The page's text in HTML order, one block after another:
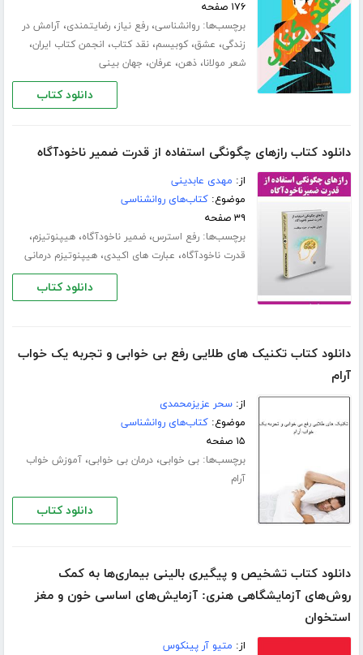
۱۷۶ صفحه
برچسب‌ها:روانشناسی،رفع نیاز،رضایتمندی،آرامش در
زندگی، عشق،کوبیسم،نقد کتاب، انجمن کتاب ایران،
شعر مولانا،ذهن، عرفان، جهان بینی
دانلود کتاب
دانلود کتاب رازهای چگونگی استفاده از قدرت ضمیر ناخودآگاه
از: مهدی عابدینی
موضوع:کتاب‌های روانشناسی
۳۹ صفحه
برچسب‌ها:رفع استرس،ضمیر ناخودآگاه،هیپنوتیزم،
قدرت ناخودآگاه، عبارت های اکیدی،هیپنوتیزم درمانی
دانلود کتاب
دانلود کتاب تکنیک های طلایی رفع بی خوابی و تجربه یک خواب
آرام
از:سحر عزیزمحمدی
موضوع:کتاب‌های روانشناسی
۱۵ صفحه
برچسب‌ها:بی خوابی،درمان بی خوابی،آموزش خواب
آرام
دانلود کتاب
دانلود کتاب تشخیص و پیگیری بالینی بیماری‌ها به کمک
روش‌های آزمایشگاهی هنری: آزمایش‌های اساسی خون و مغز
استخوان
از: متیو آر پینکوس